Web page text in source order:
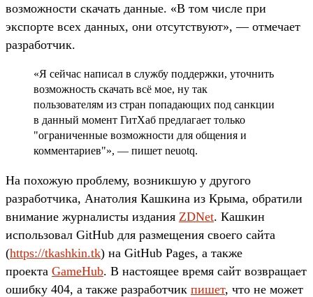
возможности скачать данные. «В том числе при
экспорте всех данных, они отсутствуют», — отмечает
разработчик.
«Я сейчас написал в службу поддержки, уточнить
возможность скачать всё мое, ну так
пользователям из стран попадающих под санкции
в данный момент ГитХаб предлагает только
"ограниченные возможности для общения и
комментариев"», — пишет neuotq.
На похожую проблему, возникшую у другого
разработчика, Анатолия Кашкина из Крыма, обратили
внимание журналисты издания ZDNet. Кашкин
использовал GitHub для размещения своего сайта
(https://tkashkin.tk) на GitHub Pages, а также
проекта GameHub. В настоящее время сайт возвращает
ошибку 404, а также разработчик пишет, что не может